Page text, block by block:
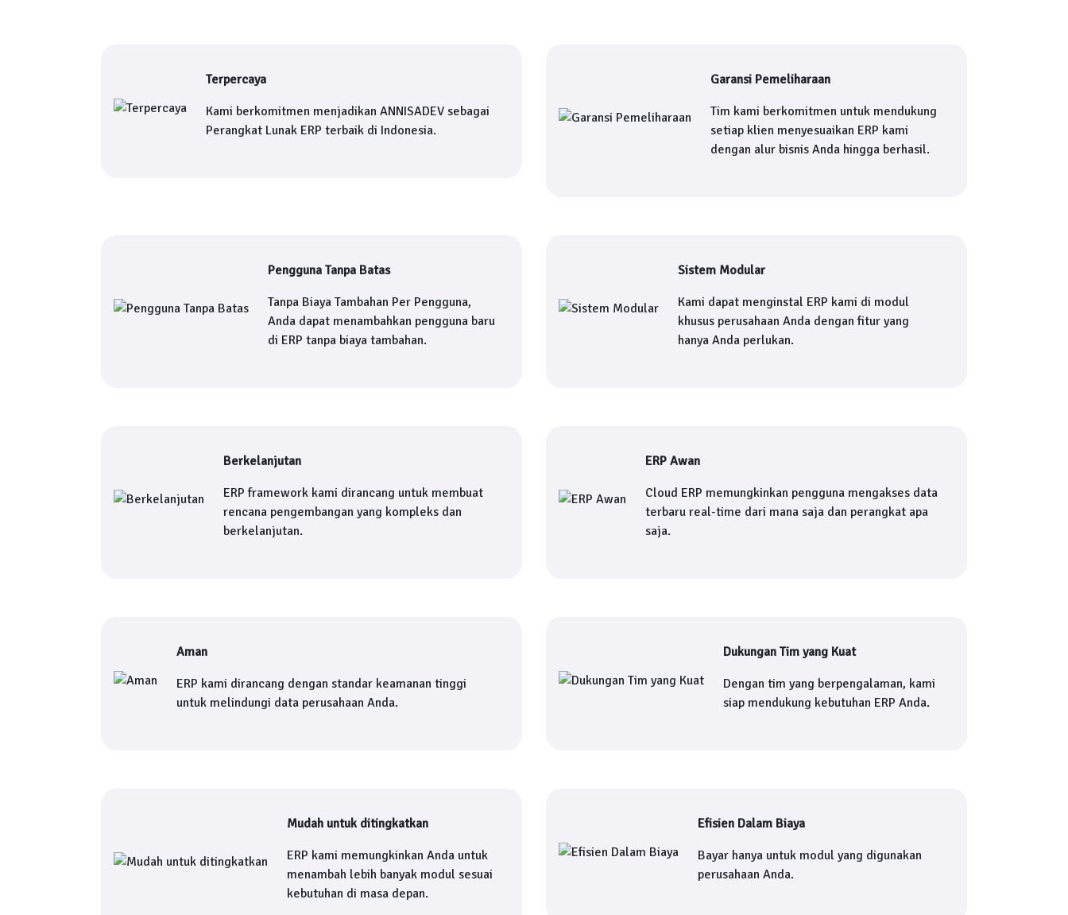
Terpercaya
Kami berkomitmen menjadikan ANNISADEV sebagai
Perangkat Lunak ERP terbaik di Indonesia.
Garansi Pemeliharaan
Tim kami berkomitmen untuk mendukung
setiap klien menyesuaikan ERP kami
dengan alur bisnis Anda hingga berhasil.
Pengguna Tanpa Batas
Tanpa Biaya Tambahan Per Pengguna,
Anda dapat menambahkan pengguna baru
di ERP tanpa biaya tambahan.
Sistem Modular
Kami dapat menginstal ERP kami di modul
khusus perusahaan Anda dengan fitur yang
hanya Anda perlukan.
Berkelanjutan
ERP framework kami dirancang untuk membuat
rencana pengembangan yang kompleks dan
berkelanjutan.
ERP Awan
Cloud ERP memungkinkan pengguna mengakses data
terbaru real-time dari mana saja dan perangkat apa
saja.
Aman
ERP kami dirancang dengan standar keamanan tinggi
untuk melindungi data perusahaan Anda.
Dukungan Tim yang Kuat
Dengan tim yang berpengalaman, kami
siap mendukung kebutuhan ERP Anda.
Mudah untuk ditingkatkan
ERP kami memungkinkan Anda untuk
menambah lebih banyak modul sesuai
kebutuhan di masa depan.
Efisien Dalam Biaya
Bayar hanya untuk modul yang digunakan
perusahaan Anda.